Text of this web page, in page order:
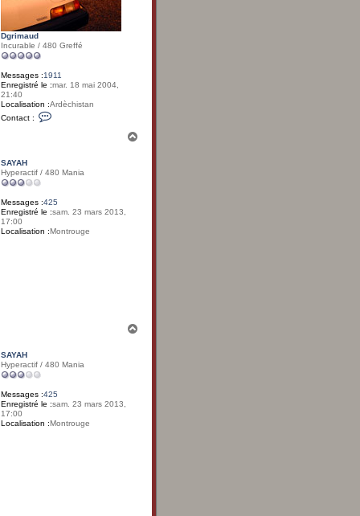
Dgrimaud
Incurable / 480 Greffé
Messages :1911
Enregistré le :mar. 18 mai 2004,
21:40
Localisation :Ardèchistan
Contact :
t
D
g
i
SAYAH
Hyperactif / 480 Mania
Messages :425
Enregistré le :sam. 23 mars 2013,
17:00
Localisation :Montrouge
SAYAH
Hyperactif / 480 Mania
Messages :425
Enregistré le :sam. 23 mars 2013,
17:00
Localisation :Montrouge